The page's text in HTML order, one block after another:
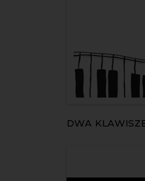
DWA KLAWISZE